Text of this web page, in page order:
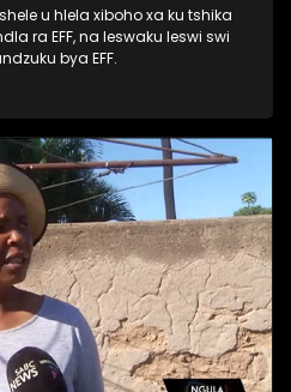
u hlela xiboho xa ku tshika
ra EFF, na leswaku leswi swi
bya EFF.